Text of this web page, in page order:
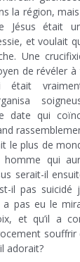
la région,
Jésus était
et voulait
Une
de révéler
était
date qui
le plus de
homme qui
serait-il
il pas suicidé
a pas eu le
et qu’il a
adorait?